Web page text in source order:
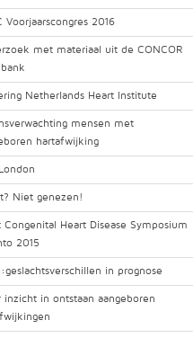
Voorjaarscongres 2016
met materiaal uit de CONCOR
Netherlands Heart Institute
mensen met
hartafwijking
Niet genezen!
Congenital Heart Disease Symposium
2015
in prognose
inzicht in ontstaan aangeboren